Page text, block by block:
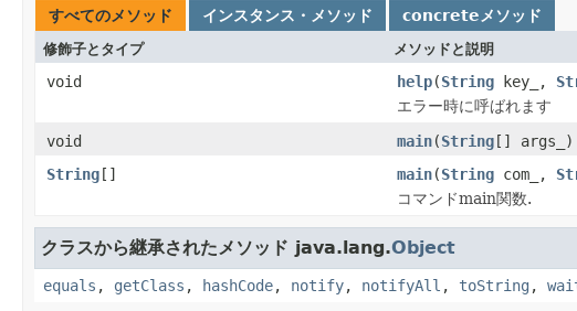
すべてのメソッド インスタンス・メソッド concreteメソッド
修飾子とタイプ メソッドと説明
void help(String key_,
エラー時に呼ばれます
void
main(String[] args_)
String[] main(String com_,
コマンドmain関数.
クラスから継承されたメソッド java.lang.Object
equals , getClass , hashCode, notify, notifyAll , toString ,